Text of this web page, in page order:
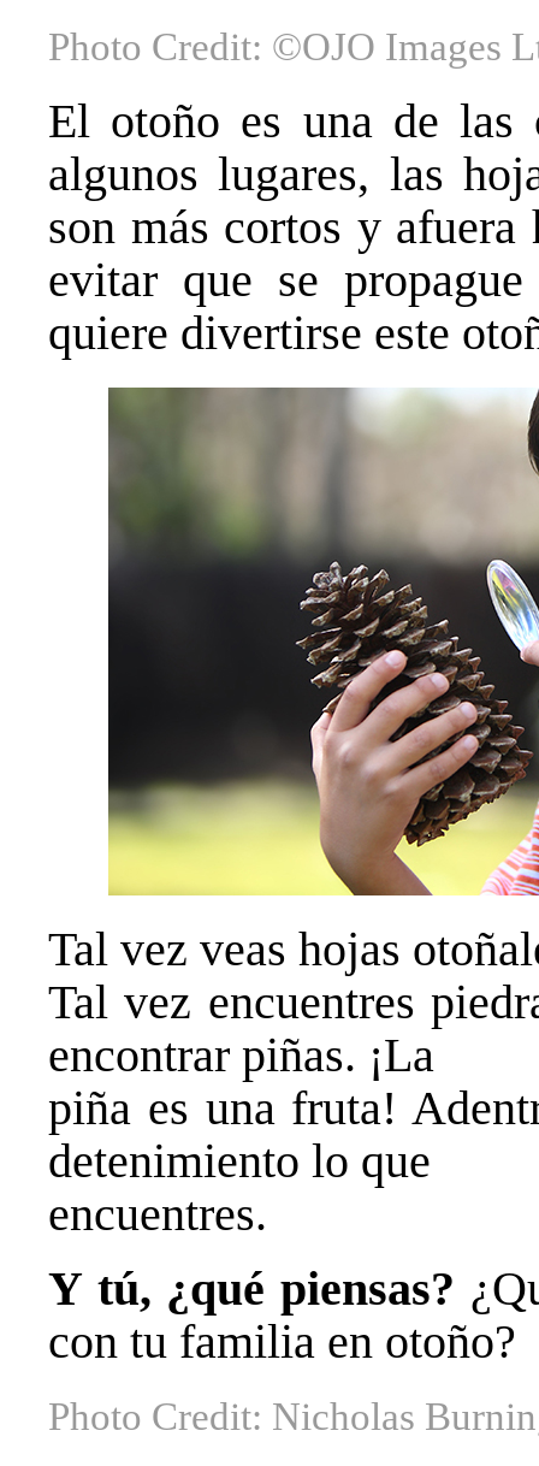
Photo Credit: ©OJO Images
El otoño es una de las
algunos lugares, las
son más cortos y
evitar que se
quiere divertirse este
Tal vez veas hojas
Tal vez encuentres
encontrar piñas. ¡La
piña es una fruta!
detenimiento lo que
encuentres.
Y tú, ¿qué piensas?
con tu familia en otoño?
Photo Credit: Nicholas